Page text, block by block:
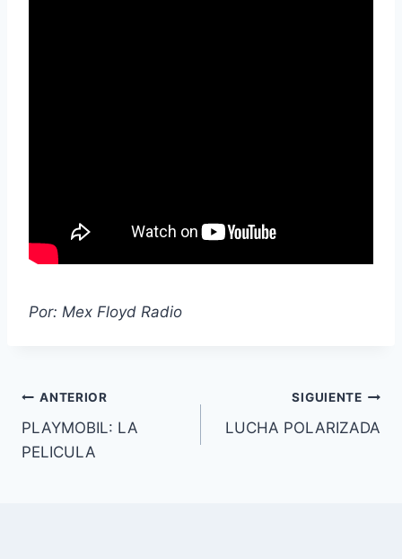
Por: Mex Floyd Radio
Navegación
de
ANTERIOR
PLAYMOBIL: LA
PELICULA
SIGUIENTE
LUCHA POLARIZADA